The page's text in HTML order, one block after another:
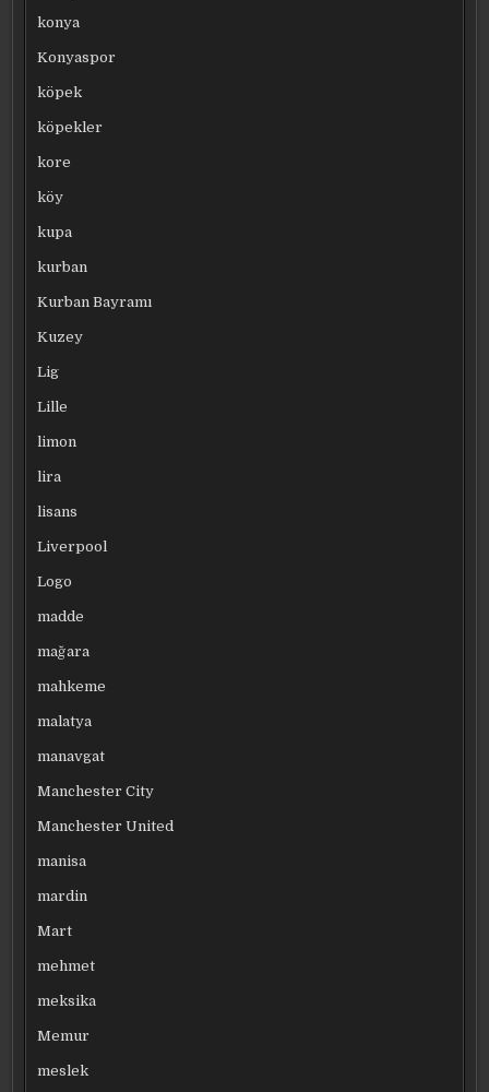
konya
Konyaspor
köpek
köpekler
kore
köy
kupa
kurban
Kurban Bayramı
Kuzey
Lig
Lille
limon
lira
lisans
Liverpool
Logo
madde
mağara
mahkeme
malatya
manavgat
Manchester City
Manchester United
manisa
mardin
Mart
mehmet
meksika
Memur
meslek